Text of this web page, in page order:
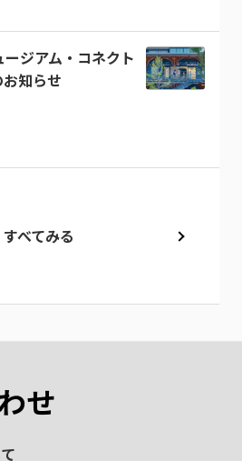
ジアム・コネクト
知らせ
すべてみる
せ